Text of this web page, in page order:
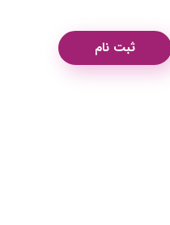
ثبت نام